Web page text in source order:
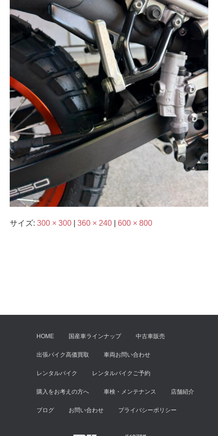
サイズ: 300 × 300 360 × 240 600 × 800
HOME 国産車ラインナップ 中古車販売
出張バイク高価買取 車両お問い合わせ
レンタルバイク レンタルバイクご予約
購入をお考えの方へ 車検・メンテナンス 店舗紹介
ブログ お問い合わせ プライバシーポリシー